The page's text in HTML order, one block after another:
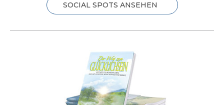
SOCIAL SPOTS ANSEHEN